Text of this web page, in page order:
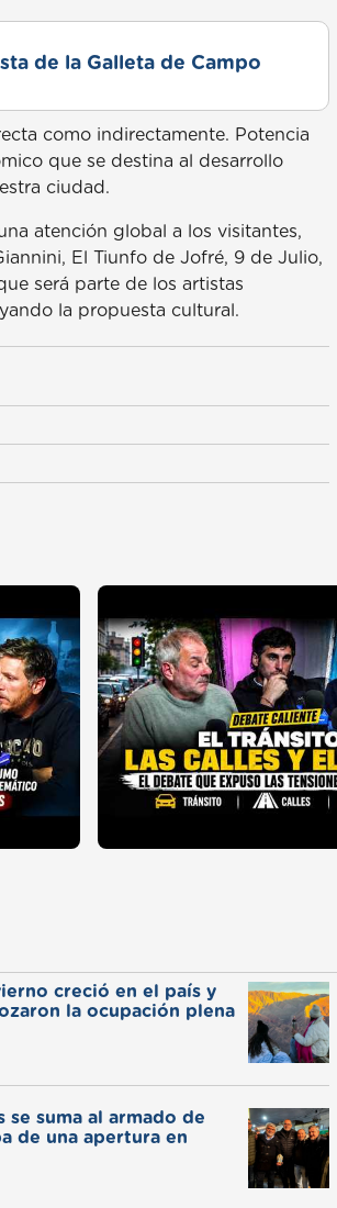
de la Galleta de Campo
como indirectamente. Potencia
que se destina al desarrollo
ciudad.
atención global a los visitantes,
El Tiunfo de Jofré, 9 de Julio,
será parte de los artistas
la propuesta cultural.
creció en el país y
la ocupación plena
se suma al armado de
de una apertura en